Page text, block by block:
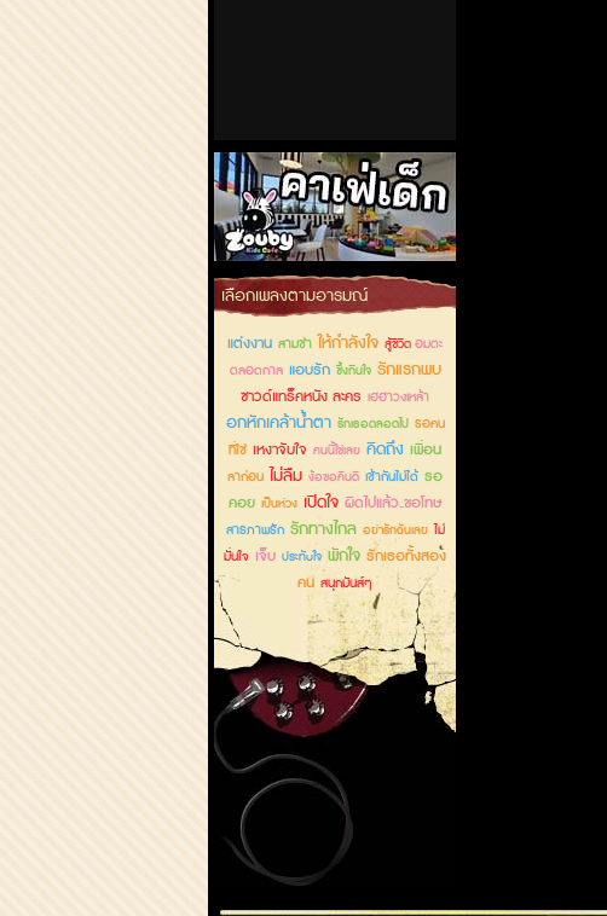
คาเฟ่เด็กลำลูกกา
เลือกเพลงตามอารมณ์
แต่งงาน สามช่า ให้กำลังใจ สู้ชีวิตอมตะ
ตลอดกาล แอบรัก ซึ้งกินใจ รักแรกพบ
ซาวด์แทร็คหนัง ละคร เฮฮาวงเหล้า
อกหักเคล้าน้ำตา รักเธอตลอดไป รอคน
ที่ใช่ เหงาจับใจ คนนี้ใช่เลย คิดถึง เพื่อน
ลาก่อน ไม่ลืม ง้อขอคืนดี เข้ากันไม่ได้ รอ
คอย เป็นห่วง เปิดใจ ผิดไปแล้ว..ขอโทษ
สารภาพรัก รักทางไกล อย่ารักฉันเลย ไม่
มั่นใจ เจ็บ ประทับใจ พักใจ รักเธอทั้งสอง
คน สนุกมันส์ๆ